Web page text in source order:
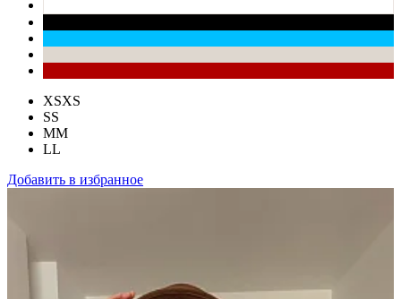
XSXS
SS
MM
LL
Добавить в избранное